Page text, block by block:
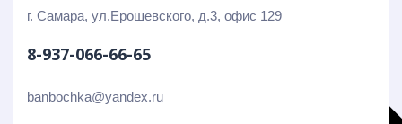
г. Самара, ул.Ерошевского, д.3, офис 129
8-937-066-66-65
banbochka@yandex.ru